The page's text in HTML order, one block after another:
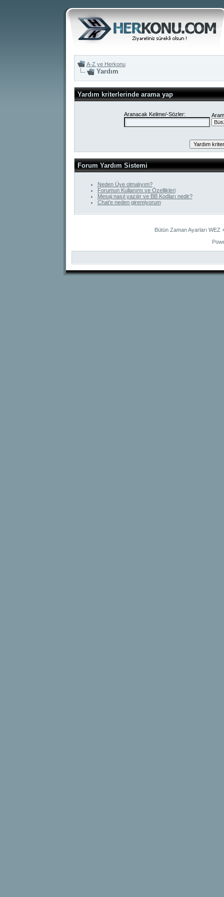
A-Z ye Herkonu
Yardım
Yardım kriterlerinde arama yap
Aranacak Kelime/-Sözler:
Forum Yardım Sistemi
Neden Üye olmalıyım?
Forumun Kullanımı ve Özellikleri
Mesaj nasıl yazılır ve BB Kodları nedir?
Chat'e neden giremiyorum
Bütün Zaman Ayarları